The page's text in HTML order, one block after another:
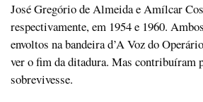
José Gregório de Almeida e Amílcar
respectivamente, em 1954 e 1960.
envoltos na bandeira d’A Voz do
ver o fim da ditadura. Mas contribuíram
sobrevivesse.